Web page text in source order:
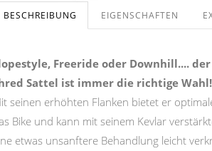
BESCHREIBUNG EIGENSCHAFTEN
Freeride oder Downhill.... der
Sattel ist immer die richtige Wahl!
seinen erhöhten Flanken bietet er
Bike und kann mit seinem Kevlar
etwas unsanftere Behandlung leicht